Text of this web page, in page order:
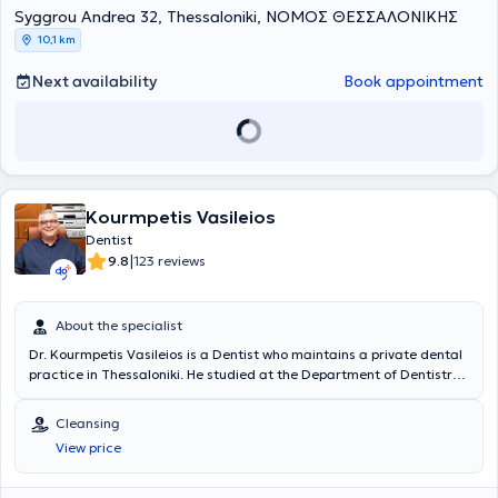
Syggrou Andrea 32, Thessaloniki, ΝΟΜΟΣ ΘΕΣΣΑΛΟΝΙΚΗΣ
10,1 km
Next availability Book appointment
Kourmpetis Vasileios
Dentist
9.8|123 reviews
About the specialist
Dr. Kourmpetis Vasileios is a Dentist who maintains a private dental
practice in Thessaloniki. He studied at the Department of Dentistry
studies and after his graduation, he worked as a dental assistant in
the clinics of professors at the Department of Endodontics of the
Aristotle University of Thessaloniki Dental School. In 2003, together
with Professors Leonidas Vassiliadis and Christos Stavrianos, they
Cleansing
View price